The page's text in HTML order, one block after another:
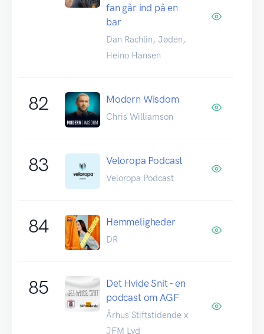
fan går ind på en
bar
Dan Rachlin, Jøden,
Heino Hansen
82 Modern Wisdom
Chris Williamson
83 Veloropa Podcast
Veloropa Podcast
84 Hemmeligheder
DR
85
Det Hvide Snit - en
podcast om AGF
Århus Stiftstidende x
JFM Lyd